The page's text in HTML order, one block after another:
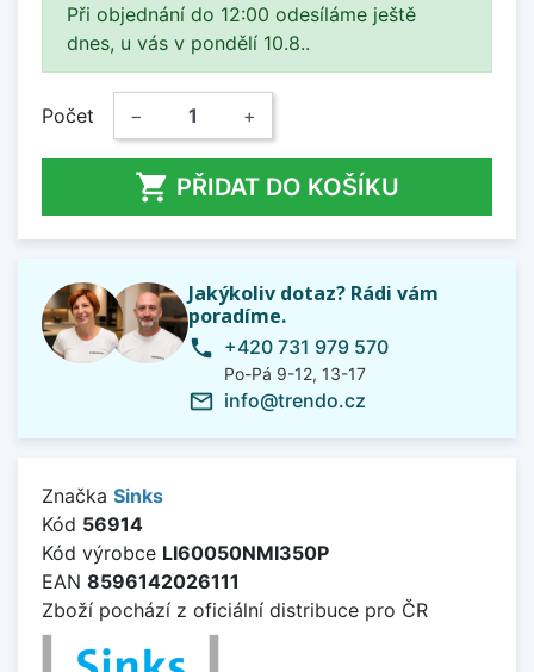
Při objednání do 12:00 odesíláme ještě
dnes, u vás v pondělí 10.8..
Počet − +
 PŘIDAT DO KOŠÍKU
Jakýkoliv dotaz? Rádi vám
poradíme.
phone +420 731 979 570
Po-Pá 9-12, 13-17
mail_outline info@trendo.cz
Značka Sinks
Kód 56914
Kód výrobce LI60050NMI350P
EAN 8596142026111
Zboží pochází z oficiální distribuce pro ČR